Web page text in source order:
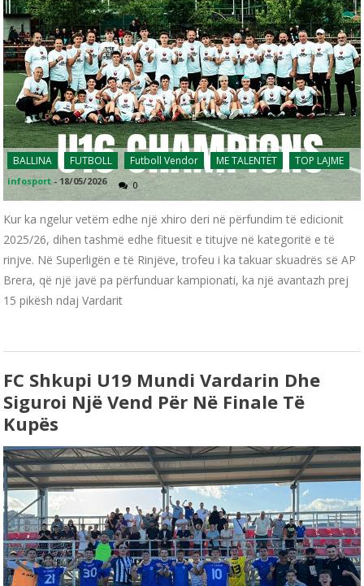
BALLINA FUTBOLL Futboll Vendor ME TALENTËT TOP LAJME
infosport -18/05/2026 0
Kur ka ngelur vetëm edhe një xhiro deri në përfundim të edicionit
2025/26, dihen tashmë edhe fituesit e titujve në kategoritë e të
rinjve. Në Superligën e të Rinjëve, trofeu i ka takuar skuadrës së AP
Brera, që një javë pa përfunduar kampionati, ka një avantazh prej
15 pikësh ndaj Vardarit
FC Shkupi U19 Mundi Vardarin Dhe
Siguroi Një Vend Për Në Finale Të
Kupës